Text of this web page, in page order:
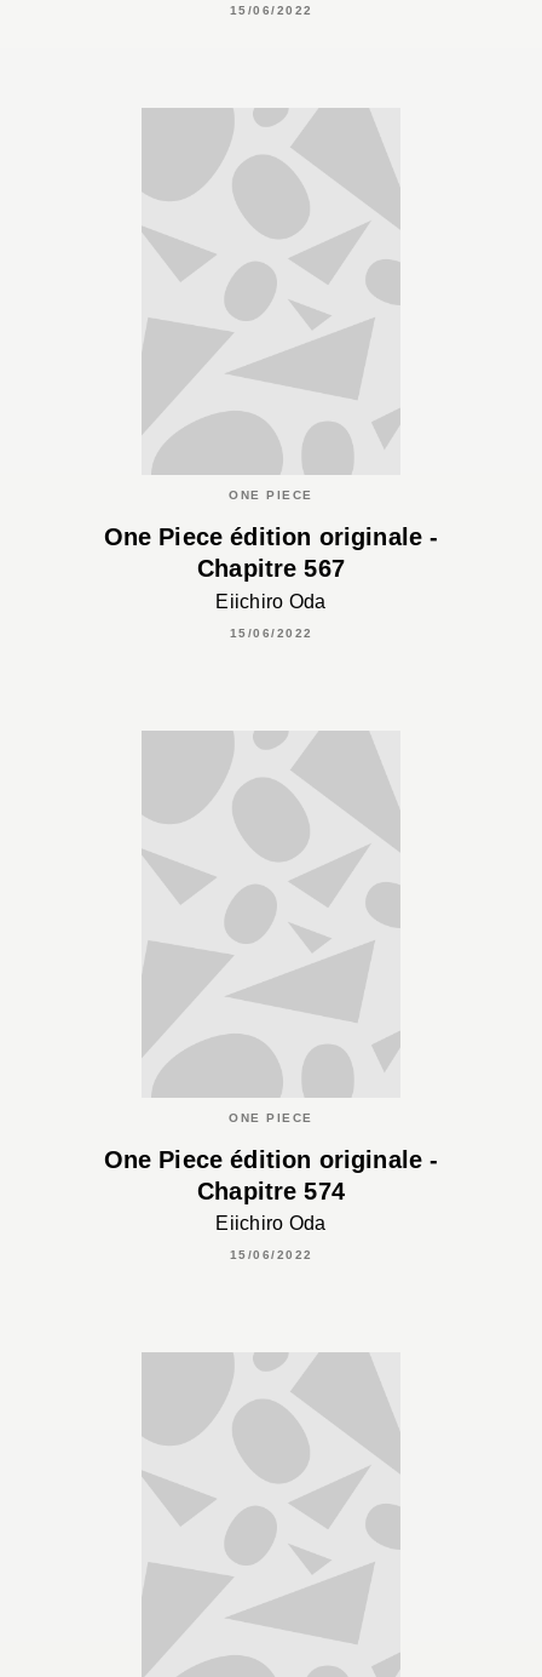
15/06/2022
ONE PIECE
One Piece édition originale -
Chapitre 567
Eiichiro Oda
15/06/2022
ONE PIECE
One Piece édition originale -
Chapitre 574
Eiichiro Oda
15/06/2022